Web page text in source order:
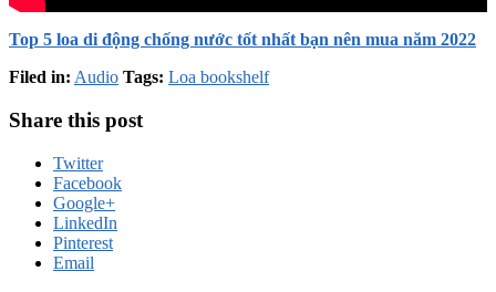
Top 5 loa di động chống nước tốt nhất bạn nên mua năm 2022
Filed in: Audio Tags: Loa bookshelf
Share this post
Twitter
Facebook
Google+
LinkedIn
Pinterest
Email